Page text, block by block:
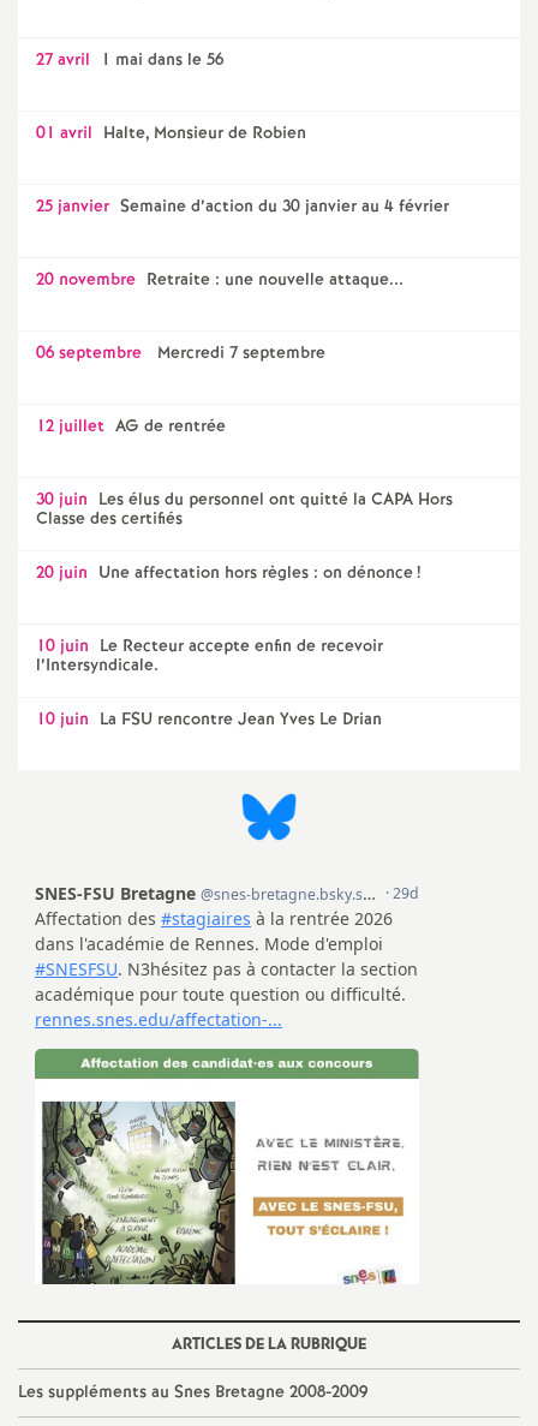
27 avril 1 mai dans le 56
01 avril Halte, Monsieur de Robien
25 janvier Semaine d’action du 30 janvier au 4 février
20 novembre Retraite : une nouvelle attaque...
06 septembre Mercredi 7 septembre
12 juillet AG de rentrée
30 juin Les élus du personnel ont quitté la CAPA Hors
Classe des certifiés
20 juin Une affectation hors règles : on dénonce!
10 juin Le Recteur accepte enfin de recevoir
l’Intersyndicale.
10 juin La FSU rencontre Jean Yves Le Drian
ARTICLES DE LA RUBRIQUE
Les suppléments au Snes Bretagne 2008-2009